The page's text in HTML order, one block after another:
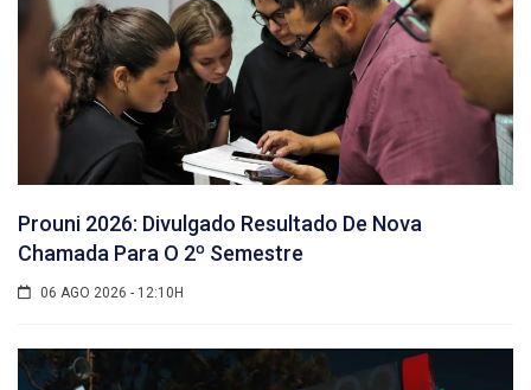
Prouni 2026: Divulgado Resultado De Nova
Chamada Para O 2º Semestre
06 AGO 2026 - 12:10H